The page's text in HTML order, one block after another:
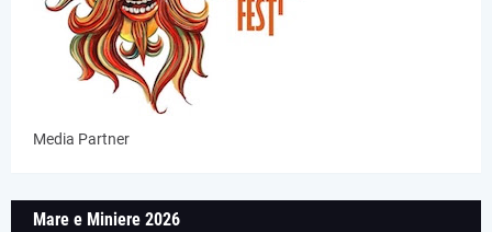
Media Partner
Mare e Miniere 2026